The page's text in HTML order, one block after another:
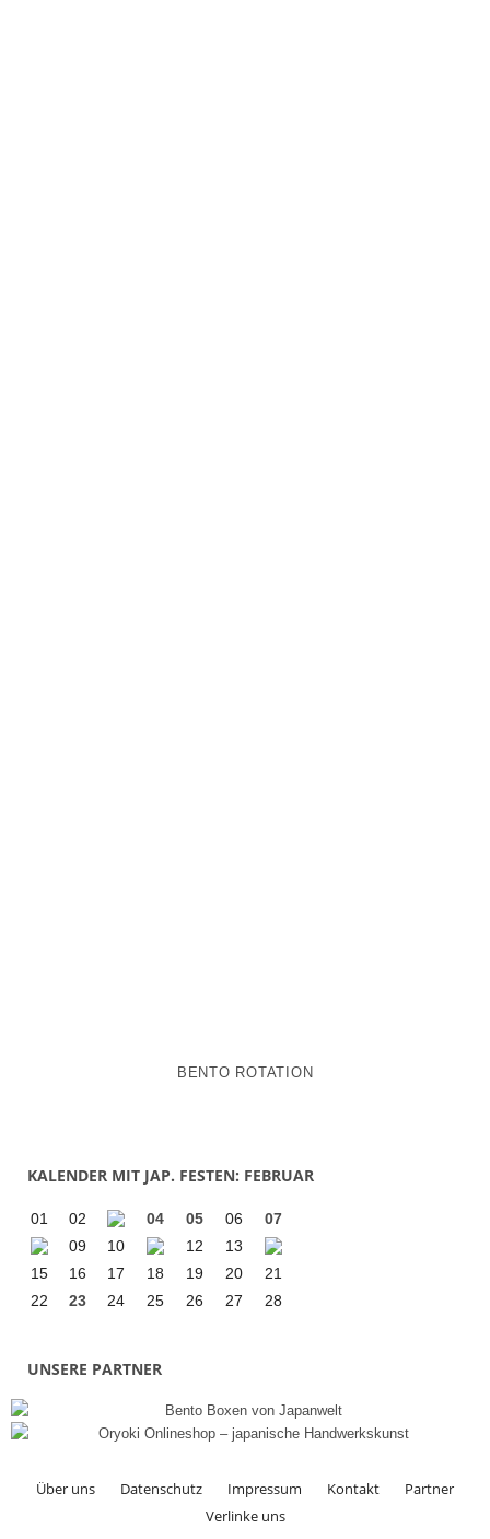
BENTO ROTATION
KALENDER MIT JAP. FESTEN: FEBRUAR
01 02 04 05 06
07
09
10 12
13
15
16 17 18 19 20
21
22
23 24 25 26 27 28
UNSERE PARTNER
Über uns Datenschutz Impressum Kontakt
Partner
Verlinke uns